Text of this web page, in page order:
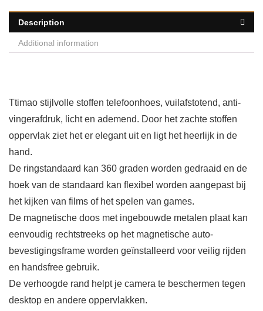
Description
Additional information
Ttimao stijlvolle stoffen telefoonhoes, vuilafstotend, anti-
vingerafdruk, licht en ademend. Door het zachte stoffen
oppervlak ziet het er elegant uit en ligt het heerlijk in de
hand.
De ringstandaard kan 360 graden worden gedraaid en de
hoek van de standaard kan flexibel worden aangepast bij
het kijken van films of het spelen van games.
De magnetische doos met ingebouwde metalen plaat kan
eenvoudig rechtstreeks op het magnetische auto-
bevestigingsframe worden geïnstalleerd voor veilig rijden
en handsfree gebruik.
De verhoogde rand helpt je camera te beschermen tegen
desktop en andere oppervlakken.